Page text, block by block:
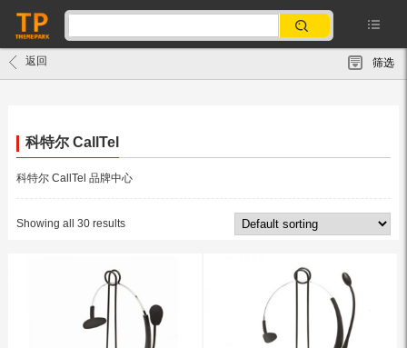
返回 筛选
科特尔 CallTel
科特尔 CallTel 品牌中心
Showing all 30 results